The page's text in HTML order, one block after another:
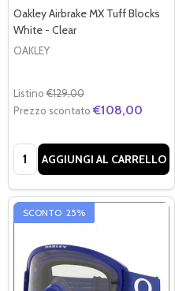
Oakley Airbrake MX Tuff Blocks
White - Clear
OAKLEY
Listino €129,00
Prezzo scontato €108,00
Quantità:AGGIUNGI AL CARRELLO
SCONTO 25%